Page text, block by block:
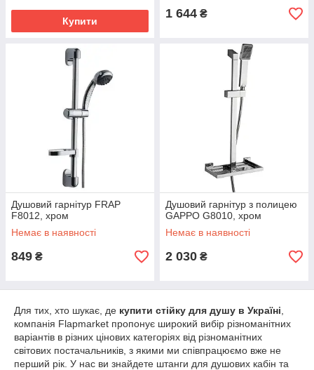
Купити
1 644 ₴
Душовий гарнітур FRAP
F8012, хром
Немає в наявності
849 ₴
Душовий гарнітур з полицею
GAPPO G8010, хром
Немає в наявності
2 030 ₴
Для тих, хто шукає, де купити стійку для душу в Україні
компанія Flapmarket пропонує широкий вибір різноманітних
варіантів в різних цінових категоріях від різноманітних
світових постачальників, з якими ми співпрацюємо вже не
перший рік. У нас ви знайдете штанги для душових кабін та